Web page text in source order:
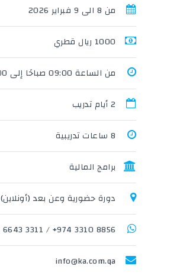
من 8 الى 9 فبراير 2026
1000 ريال قطري
من الساعة 09:00 صباحًا إلى 13:00 ظهرًا
2 أيام تدريب
8 ساعات تدريبية
برامج المالية
دورة حضورية وعن بعد (أونلاين)
8856 3310 974+
/
3311 6643 974+
info@ka.com.qa